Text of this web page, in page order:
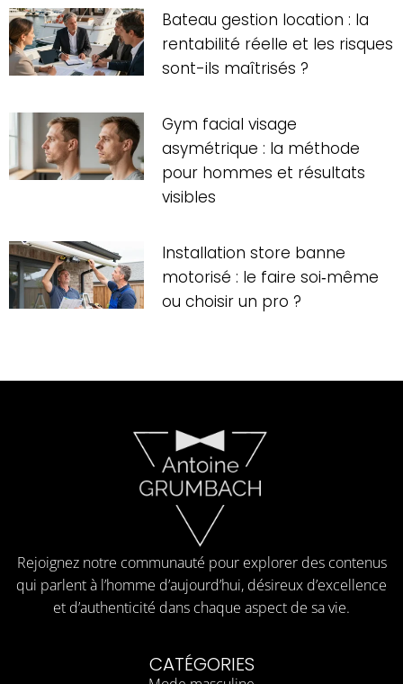
Bateau gestion location : la
rentabilité réelle et les risques
sont-ils maîtrisés ?
Gym facial visage
asymétrique : la méthode
pour hommes et résultats
visibles
Installation store banne
motorisé : le faire soi‑même
ou choisir un pro ?
Rejoignez notre communauté pour explorer des contenus
qui parlent à l’homme d’aujourd’hui, désireux d’excellence
et d’authenticité dans chaque aspect de sa vie.
CATÉGORIES